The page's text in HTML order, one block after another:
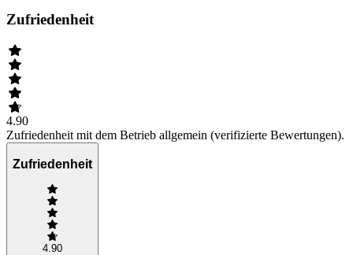
Zufriedenheit
4.90
Zufriedenheit mit dem Betrieb allgemein (verifizierte Bewertungen).
Zufriedenheit
4.90